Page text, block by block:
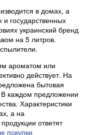
в домах, а
государственных
украинский бренд
на 5 литров.
ароматом или
действует. На
бытовая
каждом предложении
Характеристики
а на
ответят
покупки